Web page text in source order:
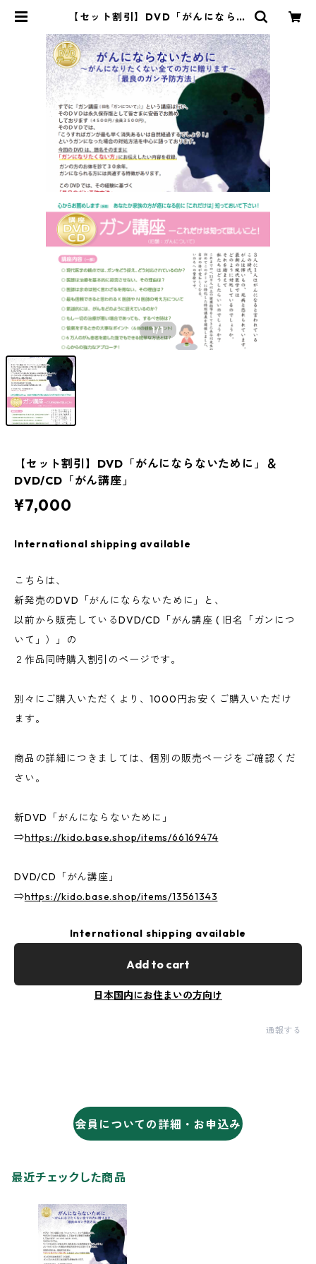
【セット割引】DVD「がんにならな
| 氣道オンラインショップ
1/1
【セット割引】DVD「がんにならないために」＆
DVD/CD「がん講座」
¥7,000
International shipping available
こちらは、
新発売のDVD「がんにならないために」と、
以前から販売しているDVD/CD「がん講座 ( 旧名「ガンにつ
いて」）」の
２作品同時購入割引のページです。
別々にご購入いただくより、1000円お安くご購入いただけ
ます。
商品の詳細につきましては、個別の販売ページをご確認くだ
さい。
新DVD「がんにならないために」
⇒https://kido.base.shop/items/66169474
DVD/CD「がん講座」
⇒https://kido.base.shop/items/13561343
International shipping available
Add to cart
日本国内にお住まいの方向け
通報する
会員についての詳細・お申込み
最近チェックした商品